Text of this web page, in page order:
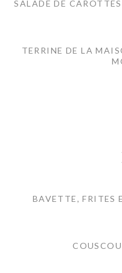
SALADE DE
TERRINE DE LA
BAVETTE, FRITES